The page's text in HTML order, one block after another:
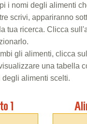
i nomi degli alimenti
scrivi, appariranno
tua ricerca. Clicca
gli alimenti, clicca
una tabella
alimenti scelti.
1